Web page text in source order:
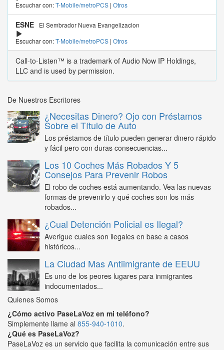
Escuchar con:T-Mobile/metroPCS | Otros
ESNE
El Sembrador Nueva Evangelizacion
Escuchar con:T-Mobile/metroPCS | Otros
Call-to-Listen™ is a trademark of Audio Now IP Holdings,
LLC and is used by permission.
De Nuestros Escritores
¿Necesitas Dinero? Ojo con Préstamos
Sobre el Título de Auto
Los préstamos de título pueden generar dinero rápido
y fácil pero con duras consecuencias...
Los 10 Coches Más Robados Y 5
Consejos Para Prevenir Robos
El robo de coches está aumentando. Vea las nuevas
formas de prevenirlo y qué coches son los más
robados...
¿Cual Detención Policial es Ilegal?
Averigue cuales son ilegales en base a casos
históricos...
La Ciudad Mas Antiimigrante de EEUU
Es uno de los peores lugares para inmigrantes
indocumentados...
Quienes Somos
¿Cómo activo PaseLaVoz en mi teléfono?
Simplemente llame al 855-940-1010.
¿Qué es PaseLaVoz?
PaseLaVoz es un servicio que facilita la comunicación entre sus